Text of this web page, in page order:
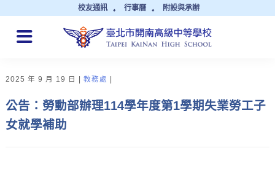
校友通訊 行事曆 附設與承辦
QUICK LINKS
2025 年 9 月 19 日 教務處
公告：勞動部辦理114學年度第1學期失業勞工子
女就學補助